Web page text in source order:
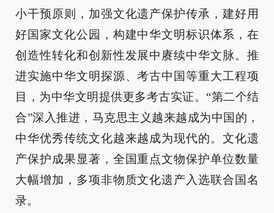
小干预原则，加强文化遗产保护传承，建好用
好国家文化公园，构建中华文明标识体系，在
创造性转化和创新性发展中赓续中华文脉。推
进实施中华文明探源、考古中国等重大工程项
目，为中华文明提供更多考古实证。“第二个结
合”深入推进，马克思主义越来越成为中国的，
中华优秀传统文化越来越成为现代的。文化遗
产保护成果显著，全国重点文物保护单位数量
大幅增加，多项非物质文化遗产入选联合国名
录。